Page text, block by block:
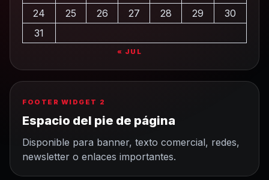
24
25 26 27 28 29
30
31
« JUL
FOOTER WIDGET 2
Espacio del pie de página
Disponible para banner, texto comercial, redes,
newsletter o enlaces importantes.